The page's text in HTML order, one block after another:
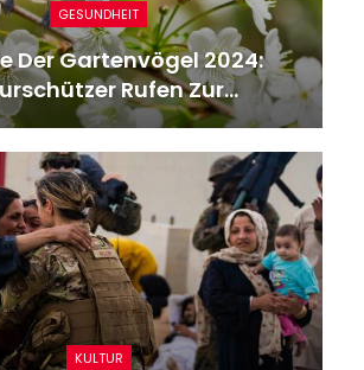
GESUNDHEIT
Der Gartenvögel 2024:
Rufen Zur…
KULTUR